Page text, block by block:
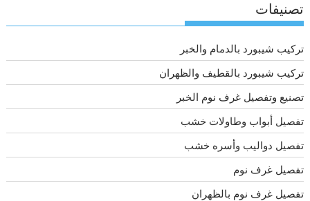
تصنيفات
تركيب شيبورد بالدمام والخبر
تركيب شيبورد بالقطيف والظهران
تصنيع وتفصيل غرف نوم الخبر
تفصيل أبواب وطاولات خشب
تفصيل دواليب وأسره خشب
تفصيل غرف نوم
تفصيل غرف نوم بالظهران